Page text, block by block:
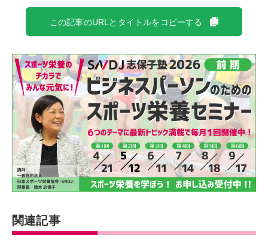
この記事のURLとタイトルをコピーする
関連記事